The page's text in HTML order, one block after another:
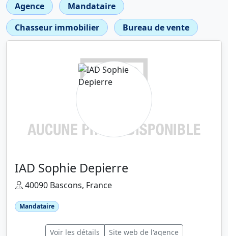
Agence
Mandataire
Chasseur immobilier
Bureau de vente
IAD Sophie Depierre
40090 Bascons, France
Mandataire
Voir les détails Site web de l'agence